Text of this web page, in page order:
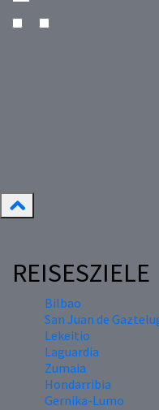
REISESZIELE
Bilbao
San Juan de
Lekeitio
Laguardia
Zumaia
Hondarribia
Gernika-Lumo